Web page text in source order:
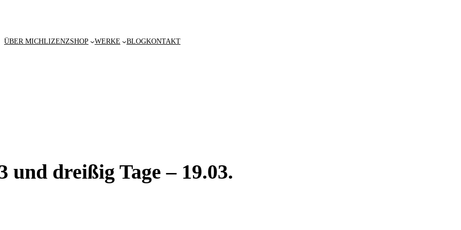
ÜBER MICHLIZENZSHOP WERKE BLOGKONTAKT
und dreißig Tage – 19.03.